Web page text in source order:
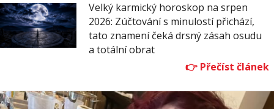
Velký karmický horoskop na srpen
2026: Zúčtování s minulostí přichází,
tato znamení čeká drsný zásah osudu
a totální obrat